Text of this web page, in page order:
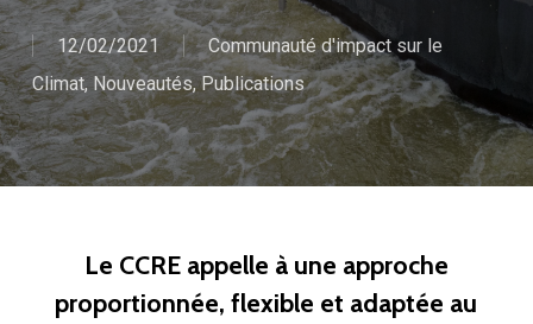
12/02/2021
Communauté d'impact sur le
Climat, Nouveautés,Publications
Le CCRE appelle à une approche
proportionnée, flexible et adaptée au